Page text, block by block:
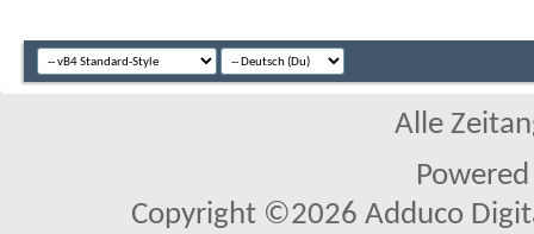
Alle
Copyright ©2026 Adduco